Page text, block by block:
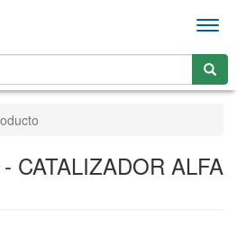
CATALIZADOR ALFA